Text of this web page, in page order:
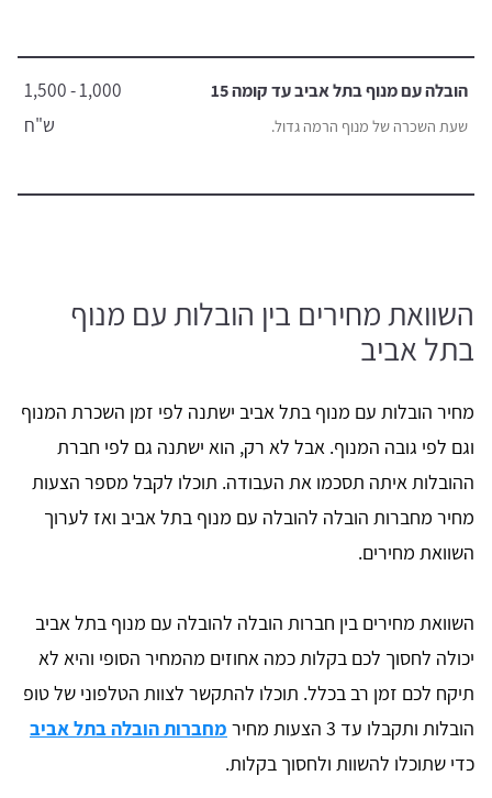
הובלה עם מנוף בתל אביב עד קומה 15
שעת השכרה של מנוף הרמה גדול.
1,000 - 1,500
ש"ח
השוואת מחירים בין הובלות עם מנוף
בתל אביב
מחיר הובלות עם מנוף בתל אביב ישתנה לפי זמן השכרת המנוף
וגם לפי גובה המנוף. אבל לא רק, הוא ישתנה גם לפי חברת
ההובלות איתה תסכמו את העבודה. תוכלו לקבל מספר הצעות
מחיר מחברות הובלה להובלה עם מנוף בתל אביב ואז לערוך
השוואת מחירים.
השוואת מחירים בין חברות הובלה להובלה עם מנוף בתל אביב
יכולה לחסוך לכם בקלות כמה אחוזים מהמחיר הסופי והיא לא
תיקח לכם זמן רב בכלל. תוכלו להתקשר לצוות הטלפוני של טופ
הובלות ותקבלו עד 3 הצעות מחיר
מחברות הובלה בתל אביב
כדי שתוכלו להשוות ולחסוך בקלות.